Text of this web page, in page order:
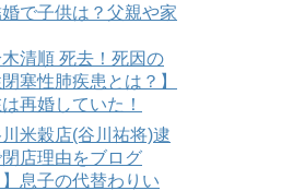
婚で子供は？父親や家
木清順 死去！死因の
塞性肺疾患とは？】
再婚していた！
川米穀店(谷川祐将)逮
店理由をブログ
息子の代替わりい